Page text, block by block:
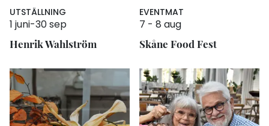
UTSTÄLLNING
1 juni-30 sep
Henrik Wahlström
EVENTMAT
7 - 8 aug
Skåne Food Fest